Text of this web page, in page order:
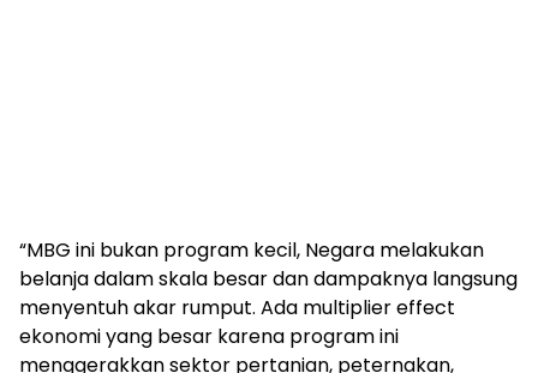
“MBG ini bukan program kecil, Negara melakukan
belanja dalam skala besar dan dampaknya langsung
menyentuh akar rumput. Ada multiplier effect
ekonomi yang besar karena program ini
menggerakkan sektor pertanian, peternakan,